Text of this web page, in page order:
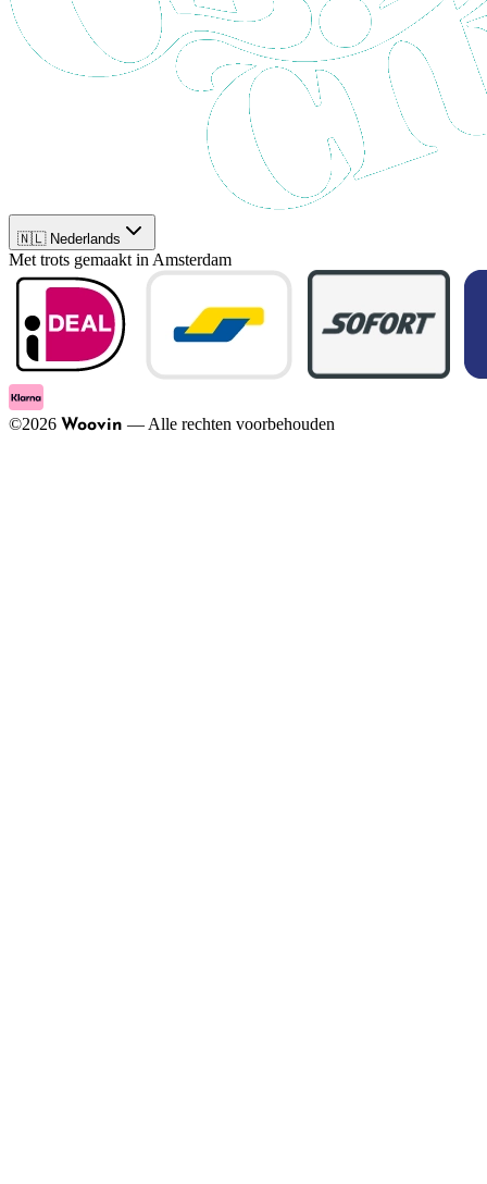
🇳🇱 Nederlands
Met trots gemaakt in Amsterdam
©2026 Woovin — Alle rechten voorbehouden